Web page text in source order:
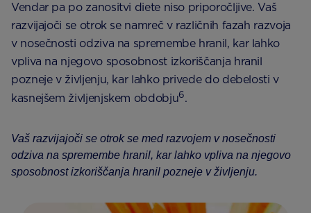
Vendar pa po zanositvi diete niso priporočljive. Vaš
razvijajoči se otrok se namreč v različnih fazah razvoja
v nosečnosti odziva na spremembe hranil, kar lahko
vpliva na njegovo sposobnost izkoriščanja hranil
pozneje v življenju, kar lahko privede do debelosti v
kasnejšem življenjskem obdobju6.
Vaš razvijajoči se otrok se med razvojem v nosečnosti
odziva na spremembe hranil, kar lahko vpliva na njegovo
sposobnost izkoriščanja hranil pozneje v življenju.